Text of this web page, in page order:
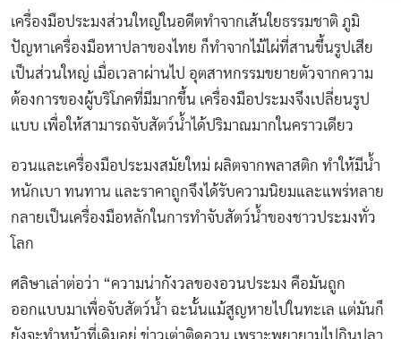
เครื่องมือประมงส่วนใหญ่ในอดีตทำจากเส้นใยธรรมชาติ ภูมิ
ปัญหาเครื่องมือหาปลาของไทย ก็ทำจากไม้ไผ่ที่สานขึ้นรูปเสีย
เป็นส่วนใหญ่ เมื่อเวลาผ่านไป อุตสาหกรรมขยายตัวจากความ
ต้องการของผู้บริโภคที่มีมากขึ้น เครื่องมือประมงจึงเปลี่ยนรูป
แบบ เพื่อให้สามารถจับสัตว์น้ำได้ปริมาณมากในคราวเดียว
อวนและเครื่องมือประมงสมัยใหม่ ผลิตจากพลาสติก ทำให้มีน้ำ
หนักเบา ทนทาน และราคาถูกจึงได้รับความนิยมและแพร่หลาย
กลายเป็นเครื่องมือหลักในการทำจับสัตว์น้ำของชาวประมงทั่ว
โลก
ศลิษาเล่าต่อว่า “ความน่ากังวลของอวนประมง คือมันถูก
ออกแบบมาเพื่อจับสัตว์น้ำ ฉะนั้นแม้สูญหายไปในทะเล แต่มันก็